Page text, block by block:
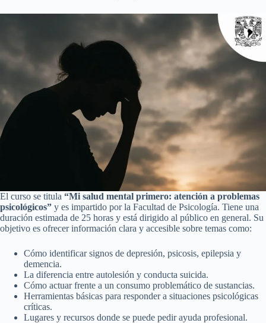
El curso se titula “Mi salud mental primero: atención a problemas
psicológicos” y es impartido por la Facultad de Psicología. Tiene una
duración estimada de 25 horas y está dirigido al público en general. Su
objetivo es ofrecer información clara y accesible sobre temas como:
Cómo identificar signos de depresión, psicosis, epilepsia y
demencia.
La diferencia entre autolesión y conducta suicida.
Cómo actuar frente a un consumo problemático de sustancias.
Herramientas básicas para responder a situaciones psicológicas
críticas.
Lugares y recursos donde se puede pedir ayuda profesional.